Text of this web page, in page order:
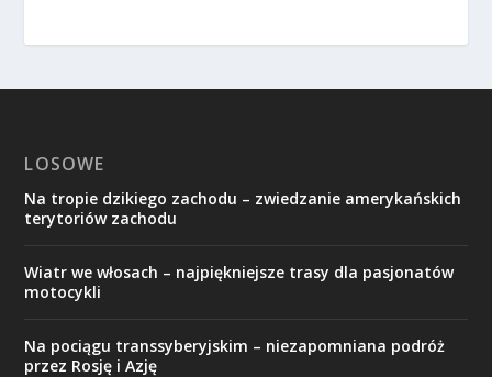
LOSOWE
Na tropie dzikiego zachodu – zwiedzanie amerykańskich
terytoriów zachodu
Wiatr we włosach – najpiękniejsze trasy dla pasjonatów
motocykli
Na pociągu transsyberyjskim – niezapomniana podróż
przez Rosję i Azję